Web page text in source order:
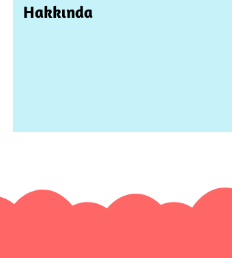
Hakkında